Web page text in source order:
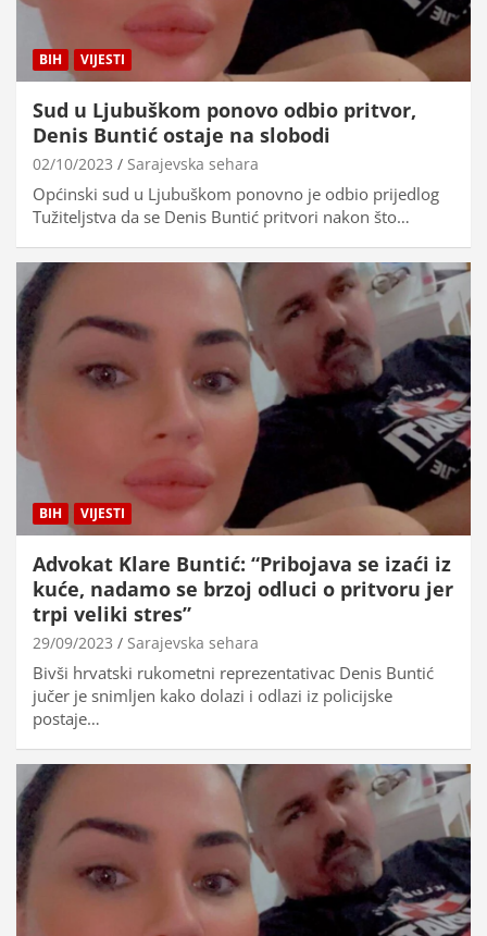
BIH VIJESTI
Sud u Ljubuškom ponovo odbio pritvor,
Denis Buntić ostaje na slobodi
02/10/2023 Sarajevska sehara
Općinski sud u Ljubuškom ponovno je odbio prijedlog
Tužiteljstva da se Denis Buntić pritvori nakon što…
BIH VIJESTI
Advokat Klare Buntić: “Pribojava se izaći iz
kuće, nadamo se brzoj odluci o pritvoru jer
trpi veliki stres”
29/09/2023 Sarajevska sehara
Bivši hrvatski rukometni reprezentativac Denis Buntić
jučer je snimljen kako dolazi i odlazi iz policijske
postaje…